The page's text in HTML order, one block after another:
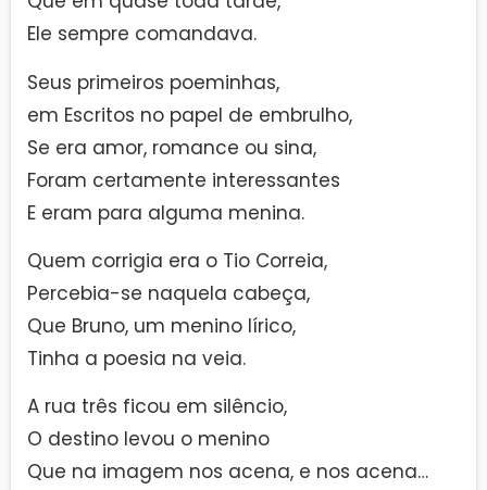
Ele sempre comandava.
Seus primeiros poeminhas,
em Escritos no papel de embrulho,
Se era amor, romance ou sina,
Foram certamente interessantes
E eram para alguma menina.
Quem corrigia era o Tio Correia,
Percebia-se naquela cabeça,
Que Bruno, um menino lírico,
Tinha a poesia na veia.
A rua três ficou em silêncio,
O destino levou o menino
Que na imagem nos acena, e nos acena…